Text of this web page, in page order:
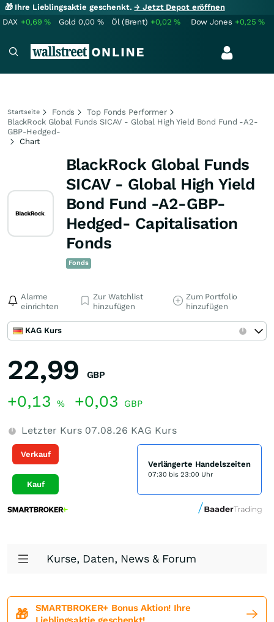
🎁 Ihre Lieblingsaktie geschenkt.→ Jetzt Depot eröffnen
DAX +0,69% Gold 0,00 % Öl (Brent) +0,02% Dow Jones +0,25%
Startseite Fonds
Top Fonds Performer
BlackRock Global Funds SICAV - Global High Yield Bond Fund -A2-
GBP-Hedged-
Chart
BlackRock Global Funds
SICAV - Global High Yield
Bond Fund -A2-GBP-
Hedged- Capitalisation
Fonds
Fonds
Alarme
einrichten
Zur Watchlist
hinzufügen
Zum Portfolio
hinzufügen
KAG Kurs
22,99 GBP
+0,13 % +0,03 GBP
Letzter Kurs 07.08.26 KAG Kurs
Verkauf
Kauf
Verlängerte Handelszeiten
07:30 bis 23:00 Uhr
Kurse, Daten, News & Forum
🎁
SMARTBROKER+ Bonus Aktion! Ihre